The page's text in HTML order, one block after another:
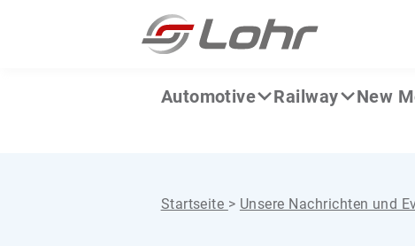
Automotive Railway New
Startseite > Unsere Nachrichten und